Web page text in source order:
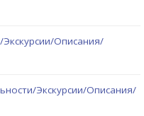
Описания/
Экскурсии/Описания/